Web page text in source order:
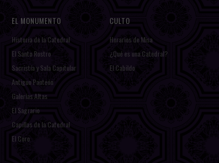
EL MONUMENTO
Historia de la Catedral
El Santo Rostro
Sacristía y Sala Capitular
Antiguo Panteón
Galerías Altas
El Sagrario
Capillas de la Catedral
El Coro
CULTO
Horarios de Misa
¿Qué es una Catedral?
El Cabildo